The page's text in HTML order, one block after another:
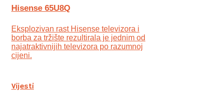
Hisense 65U8Q
Eksplozivan rast Hisense televizora i
borba za tržište rezultirala je jednim od
najatraktivnijih televizora po razumnoj
cijeni.
Vijesti